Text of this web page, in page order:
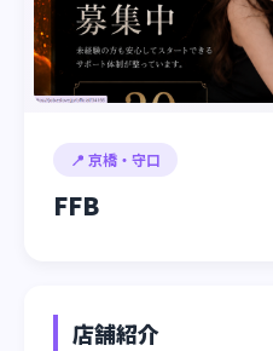
📍 京橋・守口
FFB
店舗紹介